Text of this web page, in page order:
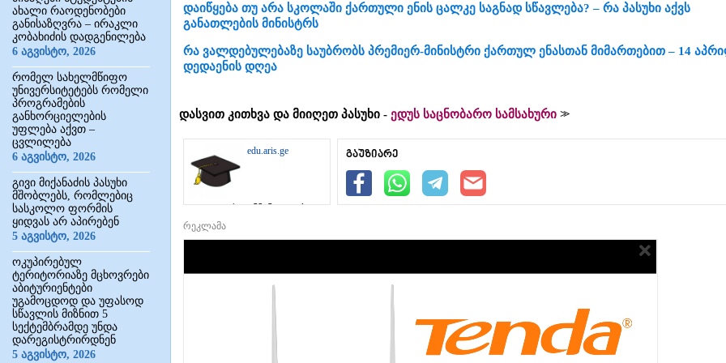
ახალი რაოდენობები
განისაზღვრა – ირაკლი
კობახიძის დადგენილება
6 აგვისტო, 2026
რომელ სახელმწიფო
უნივერსიტეტებს რომელი
პროგრამების
განხორციელების
უფლება აქვთ –
ცვლილება
6 აგვისტო, 2026
გივი მიქანაძის პასუხი
მშობლებს, რომლებიც
სასკოლო ფორმის
ყიდვას არ აპირებენ
5 აგვისტო, 2026
ოკუპირებულ
ტერიტორიაზე მცხოვრები
აბიტურიენტები
უგამოცდოდ და უფასოდ
სწავლის მიზნით 5
სექტემბრამდე უნდა
დარეგისტრირდნენ
5 აგვისტო, 2026
დაიწყება თუ არა სკოლაში ქართული ენის ცალკე საგნად სწავლება? – რა პასუხი აქვს
განათლების მინისტრს
რა ვალდებულებაზე საუბრობს პრემიერ-მინისტრი ქართულ ენასთან მიმართებით – 14
დედაენის დღეა
დასვით კითხვა და მიიღეთ პასუხი - ედუს საცნობარო სამსახური
edu.aris.ge
საგანმანათლებლო
გაუზიარე
რეკლამა